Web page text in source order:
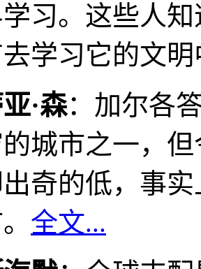
习。这些人
学习它的文
·森：加尔各
城市之一，
奇的低，事
全文...